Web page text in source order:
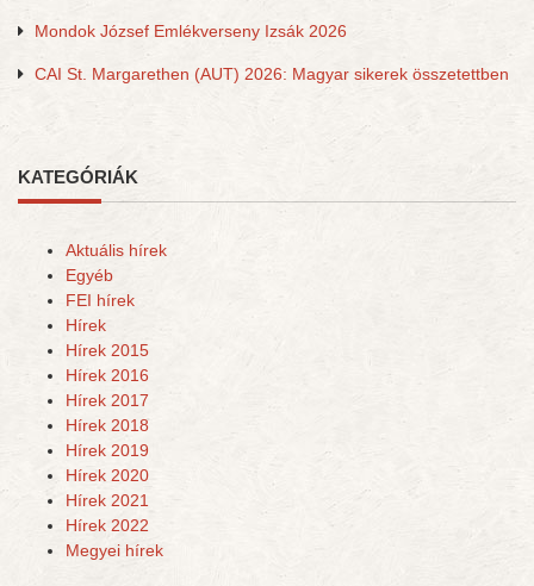
Mondok József Emlékverseny Izsák 2026
CAI St. Margarethen (AUT) 2026: Magyar sikerek összetettben
KATEGÓRIÁK
Aktuális hírek
Egyéb
FEI hírek
Hírek
Hírek 2015
Hírek 2016
Hírek 2017
Hírek 2018
Hírek 2019
Hírek 2020
Hírek 2021
Hírek 2022
Megyei hírek